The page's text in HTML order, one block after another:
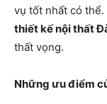
vụ tốt nhất có
thiết kế nội thất
thất vọng.
Những ưu điểm